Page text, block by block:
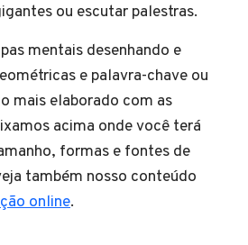
ou escutar palestras.
mentais desenhando e
e palavra-chave ou
mais elaborado com as
acima onde você terá
formas e fontes de
também nosso conteúdo
online.